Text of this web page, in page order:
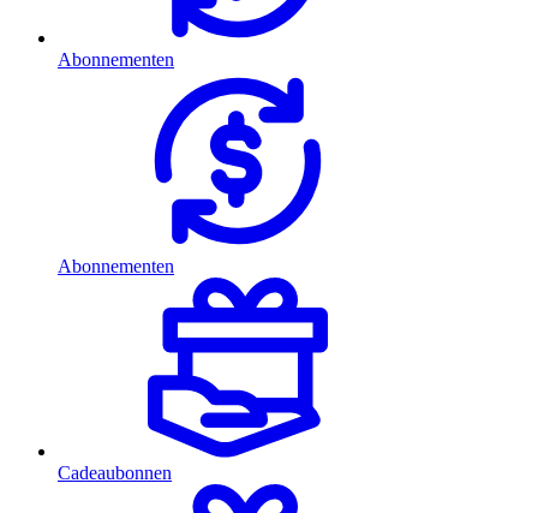
Abonnementen
Abonnementen
Cadeaubonnen